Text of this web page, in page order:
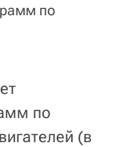
по
по
(в